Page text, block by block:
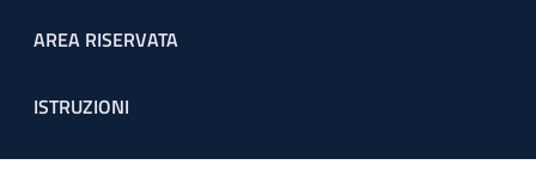
Footer menu
AREA RISERVATA
ISTRUZIONI